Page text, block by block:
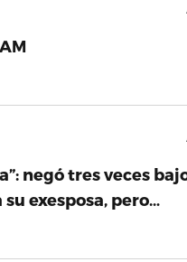
negó tres veces
exesposa, pero…